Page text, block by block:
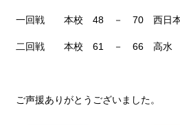
一回戦 本校 48 － 70 西日本
二回戦 本校 61 － 66 高水
ご声援ありがとうございました。